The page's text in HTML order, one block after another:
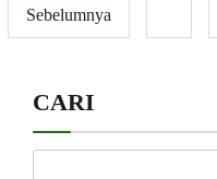
Sebelumnya
CARI